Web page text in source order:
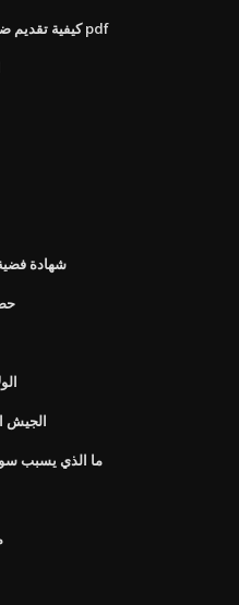
كيفية تقديم ضريبة الدخل على الانترنت للموظفين بأجر pdf
شهادة فضية الدولار
الجيش
ما الذي يسبب